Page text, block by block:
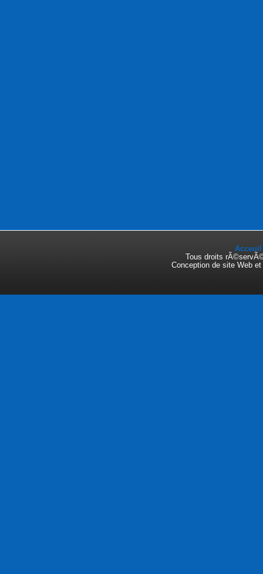
Acceuil
Tous droits
Conception de site Web